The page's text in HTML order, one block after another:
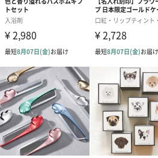
アールグレイ（HAPPY
BIRTHDAY TO YOU）
（660円）
アールグレ
（660円）